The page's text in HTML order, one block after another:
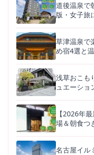
道後温泉で
版・女子旅
草津温泉で
め宿4選と
浅草おこも
ュエーショ
【2026年
場＆朝食つ
名古屋イル